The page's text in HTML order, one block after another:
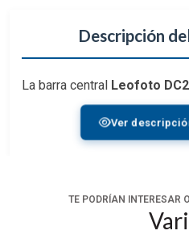
Descripción
La barra central Leofoto
opcional para darle mayor
montaje, es resistente y de 2
Material: Carbono
Ver
TE PODRÍAN INTERESAR